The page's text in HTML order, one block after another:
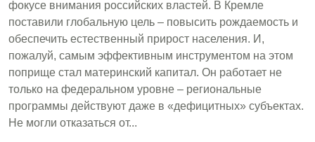
фокусе внимания российских властей. В Кремле
поставили глобальную цель – повысить рождаемость и
обеспечить естественный прирост населения. И,
пожалуй, самым эффективным инструментом на этом
поприще стал материнский капитал. Он работает не
только на федеральном уровне – региональные
программы действуют даже в «дефицитных» субъектах.
Не могли отказаться от...